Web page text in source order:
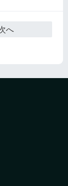
へ